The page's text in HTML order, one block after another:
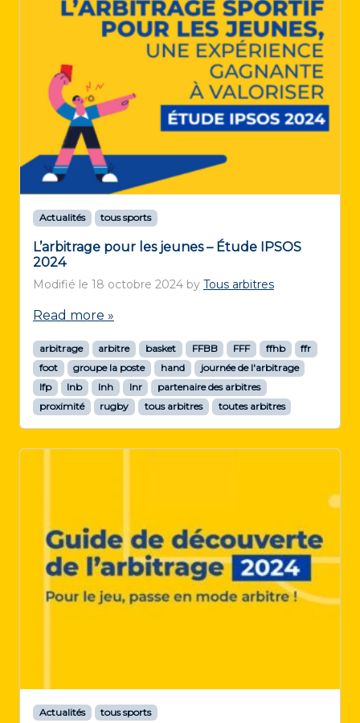
Actualités tous sports
L’arbitrage pour les jeunes – Étude IPSOS
2024
Modifié le 18 octobre 2024 by Tous arbitres
Read more »
arbitrage arbitre basket FFBB FFF ffhb
ffr
foot
groupe la poste hand
journée de l'arbitrage
lfp
lnb lnh lnr
partenaire des arbitres
proximité
rugby tous arbitres toutes arbitres
Actualités tous sports